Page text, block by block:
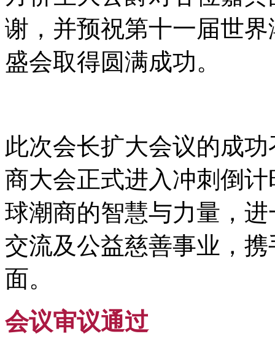
谢，并预祝第十一届世
盛会取得圆满成功。
此次会长扩大会议的成
商大会正式进入冲刺倒
球潮商的智慧与力量，
交流及公益慈善事业，
面。
会议审议通过